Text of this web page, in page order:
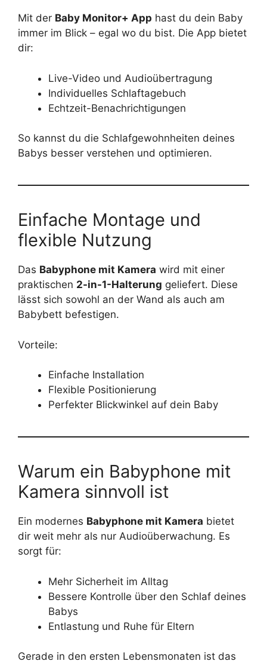
Mit der Baby Monitor+ App hast du dein Baby
immer im Blick – egal wo du bist. Die App bietet
dir:
Live-Video und Audioübertragung
Individuelles Schlaftagebuch
Echtzeit-Benachrichtigungen
So kannst du die Schlafgewohnheiten deines
Babys besser verstehen und optimieren.
Einfache Montage und
flexible Nutzung
Das Babyphone mit Kamera wird mit einer
praktischen 2-in-1-Halterung geliefert. Diese
lässt sich sowohl an der Wand als auch am
Babybett befestigen.
Vorteile:
Einfache Installation
Flexible Positionierung
Perfekter Blickwinkel auf dein Baby
Warum ein Babyphone mit
Kamera sinnvoll ist
Ein modernes Babyphone mit Kamera bietet
dir weit mehr als nur Audioüberwachung. Es
sorgt für:
Mehr Sicherheit im Alltag
Bessere Kontrolle über den Schlaf deines
Babys
Entlastung und Ruhe für Eltern
Gerade in den ersten Lebensmonaten ist das